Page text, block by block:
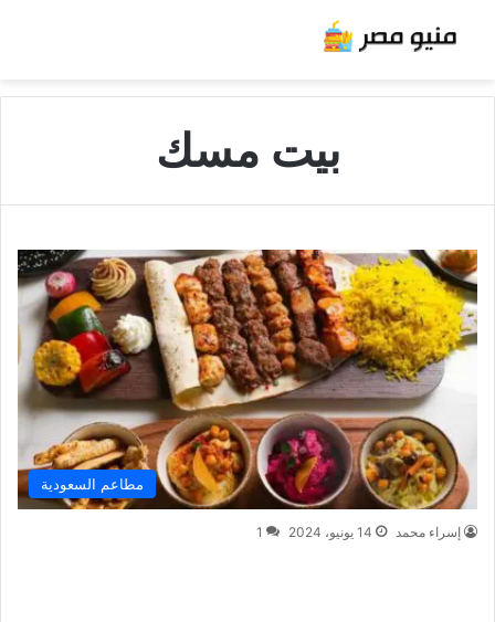
بيت مسك
مطاعم السعودية
إسراء محمد 14 يونيو، 2024 1